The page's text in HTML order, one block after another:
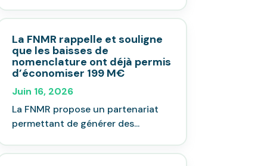
La FNMR rappelle et souligne
que les baisses de
nomenclature ont déjà permis
d’économiser 199 M€
Juin 16, 2026
La FNMR propose un partenariat
permettant de générer des...